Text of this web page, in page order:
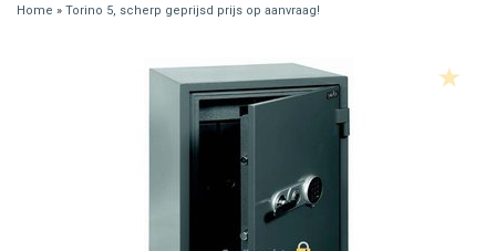
Home » Torino 5, scherp geprijsd prijs op aanvraag!